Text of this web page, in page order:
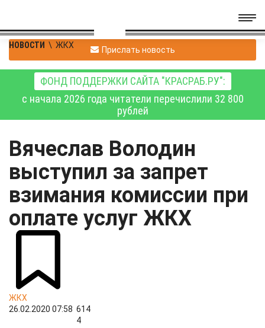
НОВОСТИ \ ЖКХ Прислать новость
ФОНД ПОДДЕРЖКИ САЙТА "КРАСРАБ.РУ":
с начала 2026 года читатели перечислили 32 800
рублей
Вячеслав Володин
выступил за запрет
взимания комиссии при
оплате услуг ЖКХ
ЖКХ
26.02.2020 07:58 614
4